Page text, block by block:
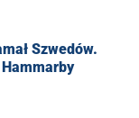
Szwedów.